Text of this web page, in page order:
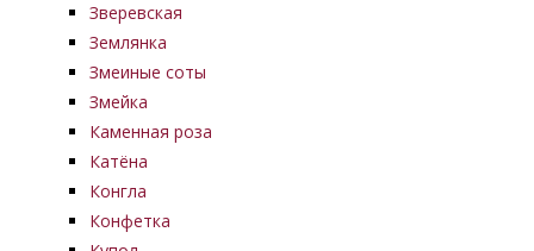
Зверевская
Землянка
Змеиные соты
Змейка
Каменная роза
Катёна
Конгла
Конфетка